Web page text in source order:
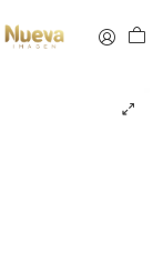
VOL 150ML